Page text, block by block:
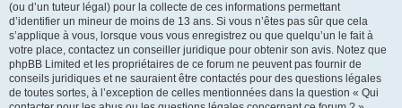
(ou d’un tuteur légal) pour la collecte de ces informations permettant
d’identifier un mineur de moins de 13 ans. Si vous n’êtes pas sûr que cela
s’applique à vous, lorsque vous vous enregistrez ou que quelqu’un le fait à
votre place, contactez un conseiller juridique pour obtenir son avis. Notez que
phpBB Limited et les propriétaires de ce forum ne peuvent pas fournir de
conseils juridiques et ne sauraient être contactés pour des questions légales
de toutes sortes, à l’exception de celles mentionnées dans la question « Qui